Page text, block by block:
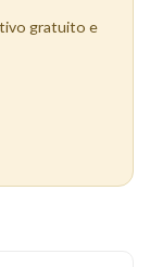
gratuito e